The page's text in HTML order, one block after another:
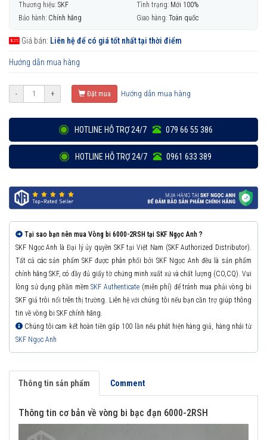
Thương hiệu: SKF Tình trạng: Mới 100%
Bảo hành: Chính hãng Giao hàng: Toàn quốc
Giá bán: Liên hệ để có giá tốt nhất tại thời điểm
Hướng dẫn mua hàng
- + Đặt mua Hướng dẫn mua hàng
HOTLINE HỖ TRỢ 24/7 079 66 55 386
HOTLINE HỖ TRỢ 24/7 0961 633 389
Tại sao bạn nên mua Vòng bi 6000-2RSH tại SKF Ngọc Anh ?
SKF Ngọc Anh là Đại lý ủy quyền SKF tại Việt Nam (SKF Authorized Distributor).
Tất cả các sản phẩm SKF được phân phối bởi SKF Ngọc Anh đều là sản phẩm
chính hãng SKF, có đầy đủ giấy tờ chứng minh xuất xứ và chất lượng (CO,CQ). Vui
lòng sử dụng phần mềmSKF Authenticate(miễn phí) để tránh mua phải vòng bi
SKF giả trôi nổi trên thị trường. Liên hệ với chúng tôi nếu bạn cần trợ giúp thông
tin về vòng bi SKF chính hãng.
Chúng tôi cam kết hoàn tiền gấp 100 lần nếu phát hiện hàng giả, hàng nhái từ
SKF Ngọc Anh
Thông tin sản phẩm Comment
Thông tin cơ bản về vòng bi bạc đạn 6000-2RSH